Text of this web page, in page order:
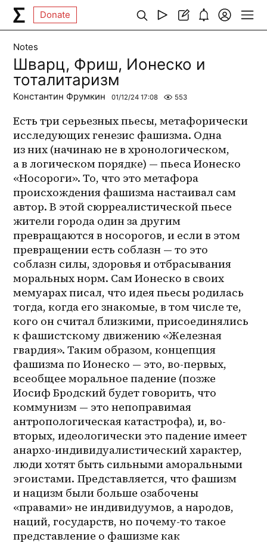
Donate
Notes
Шварц, Фриш, Ионеско и
тоталитаризм
Константин Фрумкин 01/12/24 17:08 553
Есть три серьезных пьесы, метафорически
исследующих генезис фашизма. Одна
из них (начинаю не в хронологическом,
а в логическом порядке) — пьеса Ионеско
«Носороги». То, что это метафора
происхождения фашизма настаивал сам
автор. В этой сюрреалистической пьесе
жители города один за другим
превращаются в носорогов, и если в этом
превращении есть соблазн — то это
соблазн силы, здоровья и отбрасывания
моральных норм. Сам Ионеско в своих
мемуарах писал, что идея пьесы родилась
тогда, когда его знакомые, в том числе те,
кого он считал близкими, присоединялись
к фашистскому движению «Железная
гвардия». Таким образом, концепция
фашизма по Ионеско — это, во-первых,
всеобщее моральное падение (позже
Иосиф Бродский будет говорить, что
коммунизм — это непоправимая
антропологическая катастрофа), и, во-
вторых, идеологически это падение имеет
анархо-индивидуалистический характер,
люди хотят быть сильными аморальными
эгоистами. Представляется, что фашизм
и нацизм были больше озабочены
«правами» не индивидуумов, а народов,
наций, государств, но почему-то такое
представление о фашизме как